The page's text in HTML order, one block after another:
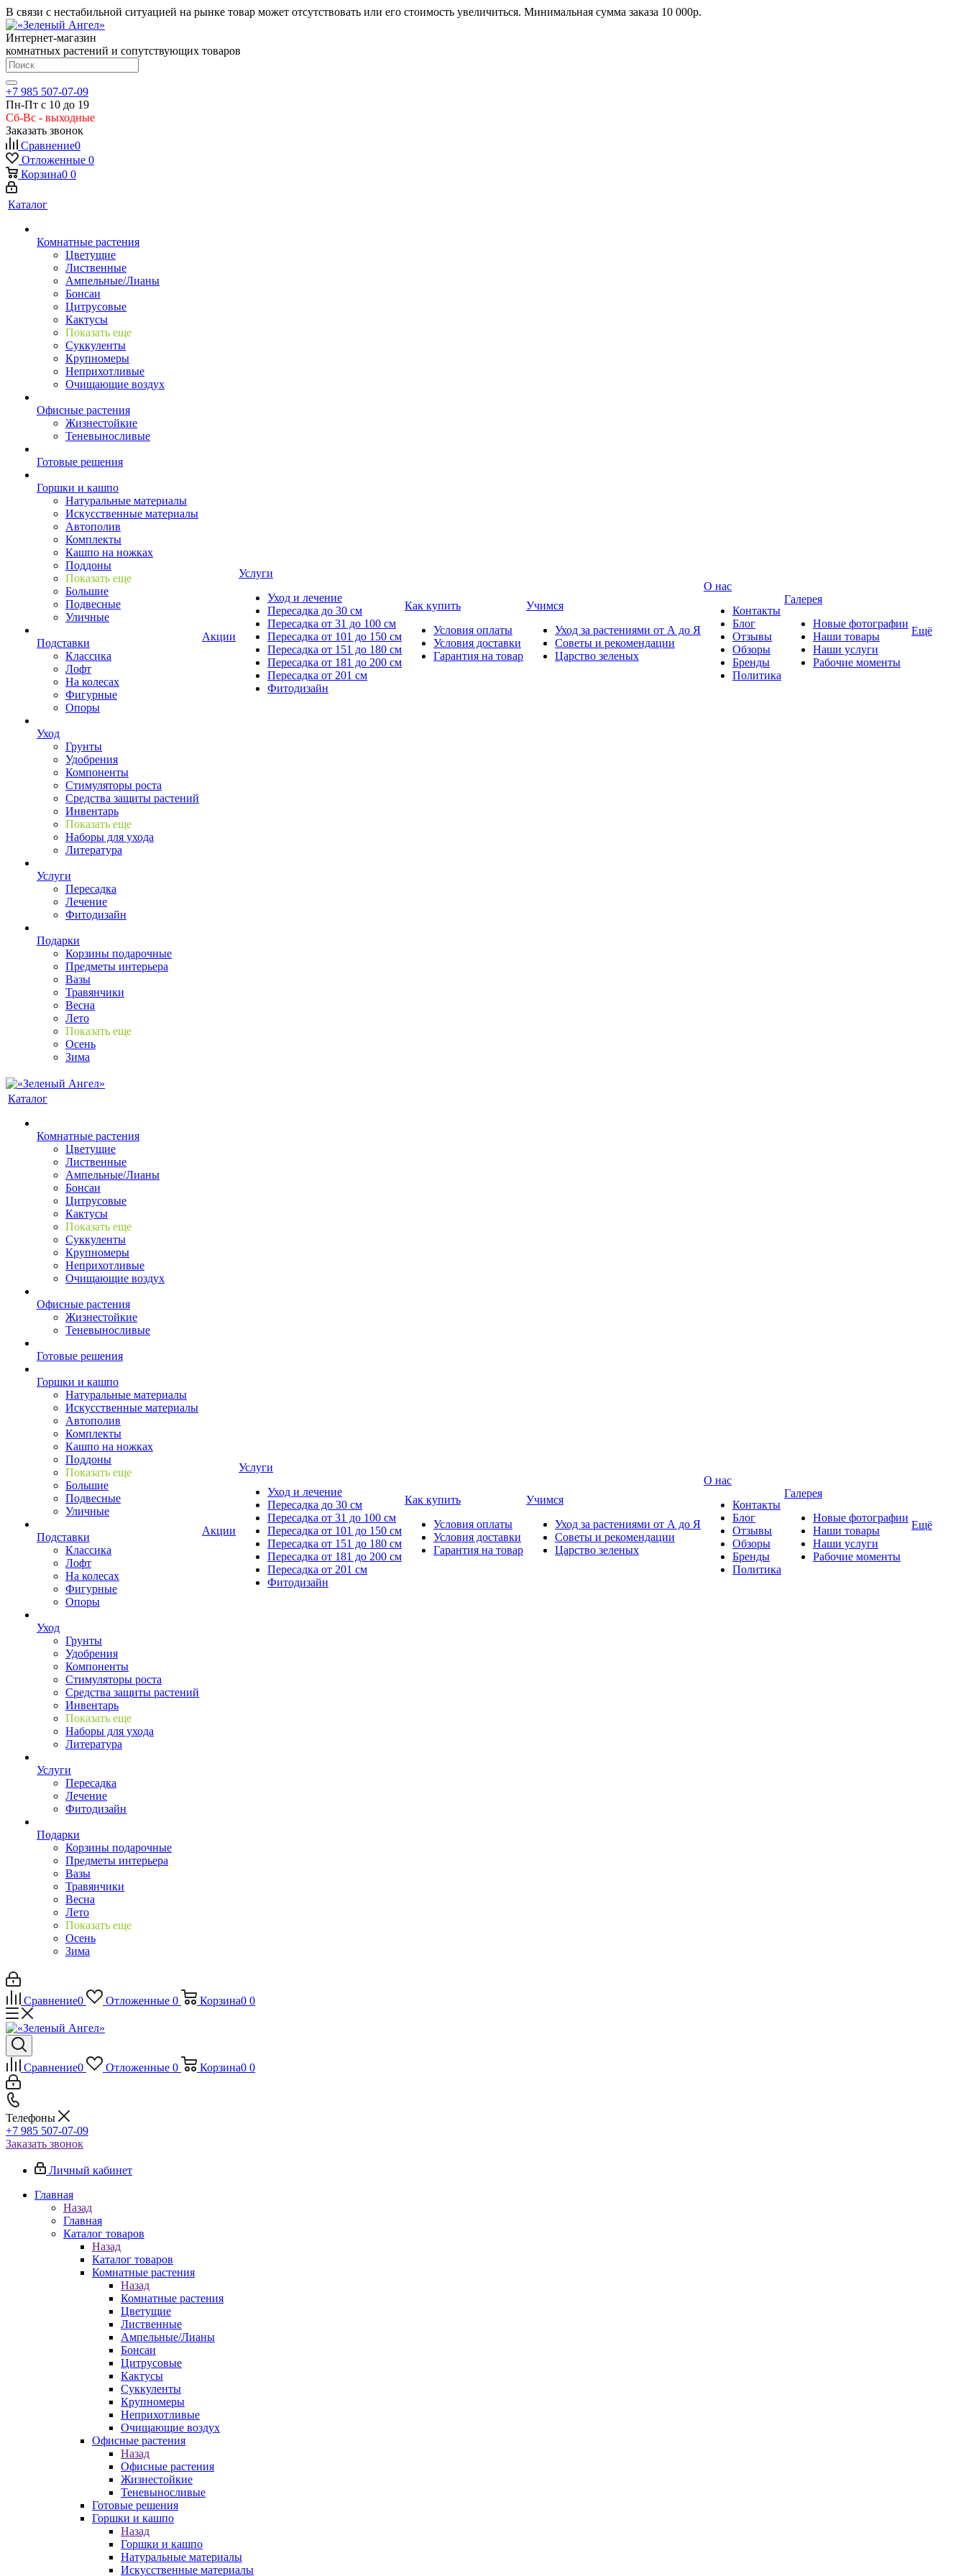
В связи с нестабильной ситуацией на рынке товар может отсутствовать или его стоимость увеличиться. Минимальная сумма заказа 10 000р.
Интернет-магазин
комнатных растений и сопутствующих товаров
+7 985 507-07-09
Пн-Пт с 10 до 19
Сб-Вс - выходные
Заказать звонок
Сравнение0
Отложенные 0
Корзина0 0
Каталог
Комнатные растения
Цветущие
Лиственные
Ампельные/Лианы
Бонсаи
Цитрусовые
Кактусы
Показать еще
Суккуленты
Крупномеры
Неприхотливые
Очищающие воздух
Офисные растения
Жизнестойкие
Теневыносливые
Готовые решения
Горшки и кашпо
Натуральные материалы
Искусственные материалы
Автополив
Комплекты
Кашпо на ножках
Поддоны
Показать еще
Большие
Подвесные
Уличные
Подставки
Классика
Лофт
На колесах
Фигурные
Опоры
Уход
Грунты
Удобрения
Компоненты
Стимуляторы роста
Средства защиты растений
Инвентарь
Показать еще
Наборы для ухода
Литература
Услуги
Пересадка
Лечение
Фитодизайн
Подарки
Корзины подарочные
Предметы интерьера
Вазы
Травянчики
Весна
Лето
Показать еще
Осень
Зима
Акции
Услуги
Уход и лечение
Пересадка до 30 см
Пересадка от 31 до 100 см
Пересадка от 101 до 150 см
Пересадка от 151 до 180 см
Пересадка от 181 до 200 см
Пересадка от 201 см
Фитодизайн
Как купить
Условия оплаты
Условия доставки
Гарантия на товар
Учимся
Уход за растениями от А до Я
Советы и рекомендации
Царство зеленых
О нас
Контакты
Блог
Отзывы
Обзоры
Бренды
Политика
Галерея
Новые фотографии
Наши товары
Наши услуги
Рабочие моменты
Ещё
Каталог
Комнатные растения
Цветущие
Лиственные
Ампельные/Лианы
Бонсаи
Цитрусовые
Кактусы
Показать еще
Суккуленты
Крупномеры
Неприхотливые
Очищающие воздух
Офисные растения
Жизнестойкие
Теневыносливые
Готовые решения
Горшки и кашпо
Натуральные материалы
Искусственные материалы
Автополив
Комплекты
Кашпо на ножках
Поддоны
Показать еще
Большие
Подвесные
Уличные
Подставки
Классика
Лофт
На колесах
Фигурные
Опоры
Уход
Грунты
Удобрения
Компоненты
Стимуляторы роста
Средства защиты растений
Инвентарь
Показать еще
Наборы для ухода
Литература
Услуги
Пересадка
Лечение
Фитодизайн
Подарки
Корзины подарочные
Предметы интерьера
Вазы
Травянчики
Весна
Лето
Показать еще
Осень
Зима
Акции
Услуги
Уход и лечение
Пересадка до 30 см
Пересадка от 31 до 100 см
Пересадка от 101 до 150 см
Пересадка от 151 до 180 см
Пересадка от 181 до 200 см
Пересадка от 201 см
Фитодизайн
Как купить
Условия оплаты
Условия доставки
Гарантия на товар
Учимся
Уход за растениями от А до Я
Советы и рекомендации
Царство зеленых
О нас
Контакты
Блог
Отзывы
Обзоры
Бренды
Политика
Галерея
Новые фотографии
Наши товары
Наши услуги
Рабочие моменты
Ещё
Сравнение0 Отложенные 0 Корзина0 0
Сравнение0 Отложенные 0 Корзина0 0
Телефоны
+7 985 507-07-09
Заказать звонок
Личный кабинет
Главная
Назад
Главная
Каталог товаров
Назад
Каталог товаров
Комнатные растения
Назад
Комнатные растения
Цветущие
Лиственные
Ампельные/Лианы
Бонсаи
Цитрусовые
Кактусы
Суккуленты
Крупномеры
Неприхотливые
Очищающие воздух
Офисные растения
Назад
Офисные растения
Жизнестойкие
Теневыносливые
Готовые решения
Горшки и кашпо
Назад
Горшки и кашпо
Натуральные материалы
Искусственные материалы